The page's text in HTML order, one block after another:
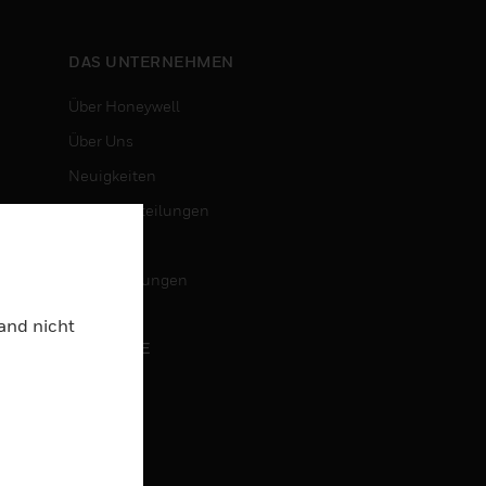
DAS UNTERNEHMEN
Über Honeywell
Über Uns
Neuigkeiten
Pressemitteilungen
Veranstaltungen
KARRIERE
nicht